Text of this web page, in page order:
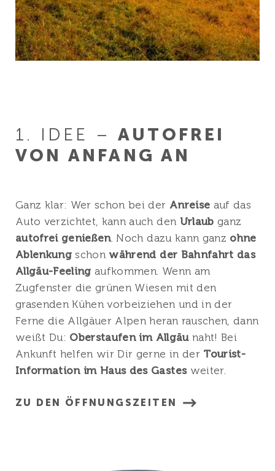
1. IDEE – AUTOFREI
VON ANFANG AN
Ganz klar: Wer schon bei der Anreise auf das
Auto verzichtet, kann auch den Urlaub ganz
autofrei genießen. Noch dazu kann ganz ohne
Ablenkungschon während der Bahnfahrt das
Allgäu-Feeling aufkommen. Wenn am
Zugfenster die grünen Wiesen mit den
grasenden Kühen vorbeiziehen und in der
Ferne die Allgäuer Alpen heran rauschen, dann
weißt Du: Oberstaufen im Allgäunaht! Bei
Ankunft helfen wir Dir gerne in der Tourist-
Information im Haus des Gastesweiter.
ZU DEN ÖFFNUNGSZEITEN